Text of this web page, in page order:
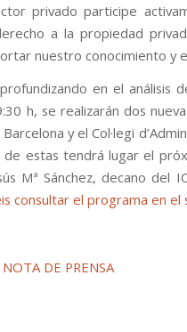
privado participe
a la propiedad
nuestro conocimiento y
en el
h, se realizarán dos
y el Col·legi
de estas tendrá lugar el
Mª Sánchez, decano del
consultar el programa en el
NOTA DE PRENSA